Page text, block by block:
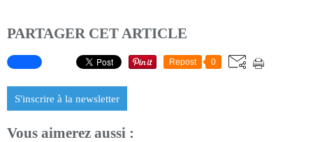
PARTAGER CET ARTICLE
Repost 0
S'inscrire à la newsletter
Vous aimerez aussi :